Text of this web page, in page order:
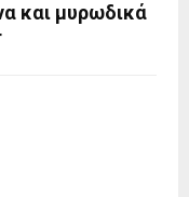
και μυρωδικά